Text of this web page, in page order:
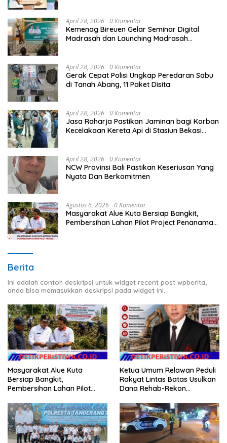
April 28, 2026 0 Komentar
Kemenag Bireuen Gelar Seminar Digital
Madrasah dan Launching Madrasah
April 28, 2026 0 Komentar
Gerak Cepat Polisi Ungkap Peredaran Sabu
di Tanah Abang, 11 Paket Disita
April 28, 2026 0 Komentar
Jasa Raharja Pastikan Jaminan bagi Korban
Kecelakaan Kereta Api di Stasiun Bekasi
April 28, 2026 0 Komentar
NCW Provinsi Bali Pastikan Keseriusan Yang
Nyata Dan Berkomitmen
Agustus 6, 2026 0 Komentar
Masyarakat Alue Kuta Bersiap Bangkit,
Pembersihan Lahan Pilot Project Penanaman
Berita
Ini adalah contoh deskripsi untuk widget recent post wpberita,
anda bisa memasukkan deskripsi pada widget ini.
Masyarakat Alue Kuta
Bersiap Bangkit,
Pembersihan Lahan Pilot
Tanah Dimulai Sabtu
Ketua Umum Relawan Peduli
Rakyat Lintas Batas Usulkan
Dana Rehab-Rekon
Dikelola Langsung
Pemerintah Pusat